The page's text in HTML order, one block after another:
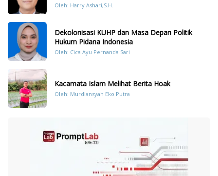
Oleh: Harry Ashari,S.H.
Dekolonisasi KUHP dan Masa Depan Politik
Hukum Pidana Indonesia
Oleh: Cica Ayu Pernanda Sari
Kacamata Islam Melihat Berita Hoak
Oleh: Murdiansyah Eko Putra